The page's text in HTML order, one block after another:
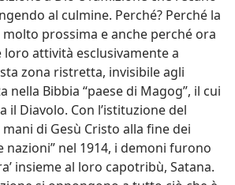
al culmine. Perché? Perché la
prossima e anche perché ora
attività esclusivamente a
zona ristretta, invisibile agli
nella Bibbia “paese di Magog”, il cui
il Diavolo. Con l’istituzione del
di Gesù Cristo alla fine dei
nazioni” nel 1914, i demoni furono
insieme al loro capotribù, Satana.